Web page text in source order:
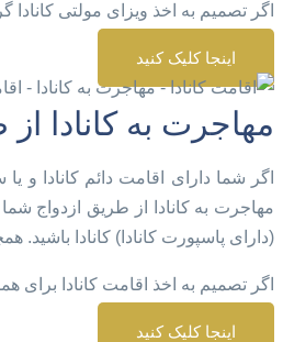
اگر تصمیم به اخذ ویزای مولتی
اینجا کلیک کنید
مهاجرت به کانادا
(دارای پاسپورت کانادا) کانادا باشید. همچنین شما به مدت ۳ سال از زمان ورود به کانادا، متعهد به
اگر تصمیم به اخذ اقامت کانادا
اینجا کلیک کنید